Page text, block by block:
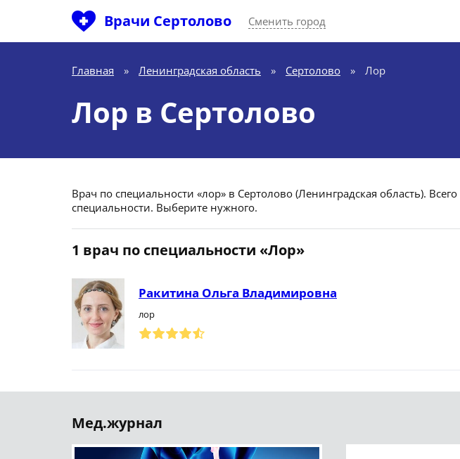
Врачи Сертолово Сменить город
Главная » Ленинградская область » Сертолово » Лор
Лор в Сертолово
Врач по специальности «лор» в Сертолово (Ленинградская область).
специальности. Выберите нужного.
1 врач по специальности «Лор»
Ракитина Ольга Владимировна
лор
Мед.журнал